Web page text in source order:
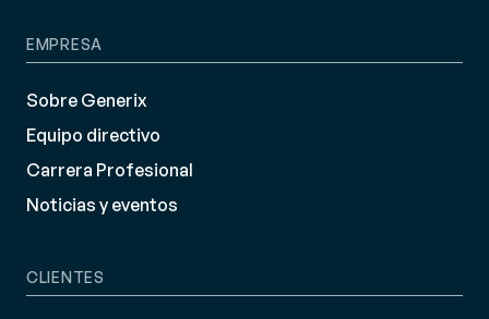
EMPRESA
Sobre Generix
Equipo directivo
Carrera Profesional
Noticias y eventos
CLIENTES